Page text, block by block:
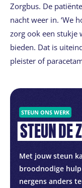
Zorgbus. De
nacht weer in. ‘We
zorg ook een stukje
bieden. Dat is
pleister of
STEUN ONS WERK
STEUNDE
Met jouw steun
broodnodige
nergens anders